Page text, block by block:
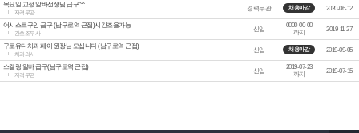
목요일 교정 알바선생님 급구^^
자격무관
경력무관 채용마감 2020-06-12
어시스트구인 급구 (남구로역 근접)시간조율가능
간호조무사
신입
0000-00-00
까지
2019-11-27
구로유디치과 페이 원장님 모십니다 (남구로역 근접)
치과의사
신입 채용마감 2019-09-05
스켈링 알바 급구(남구로역 근접)
자격무관
신입
2019-07-23
까지
2019-07-15